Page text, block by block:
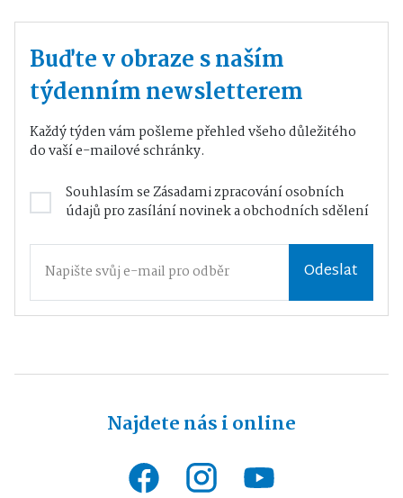
Buďte v obraze s naším
týdenním newsletterem
Každý týden vám pošleme přehled všeho důležitého
do vaší e-mailové schránky.
Souhlasím seZásadami zpracování osobních
údajůpro zasílání novinek a obchodních sdělení
Odeslat
Najdete nás i online